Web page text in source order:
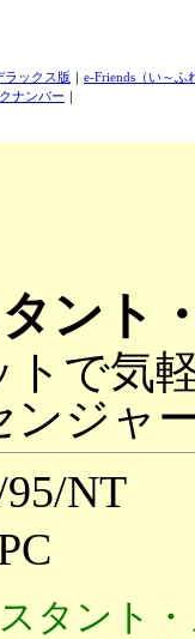
ラックス版
e-Friends（い～ふ
ナンバー
ント
トで気
ンジャ
95/
タント